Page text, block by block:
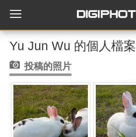
Yu Jun Wu 的個人檔案
投稿的照片